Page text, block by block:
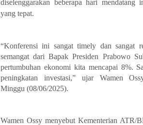
diselenggarakan beberapa hari mendatang
yang tepat.
“Konferensi ini sangat timely dan sangat
semangat dari Bapak Presiden Prabowo
pertumbuhan ekonomi kita mencapai 8%.
peningkatan investasi,” ujar Wamen
Minggu (08/06/2025).
Wamen Ossy menyebut Kementerian ATR/